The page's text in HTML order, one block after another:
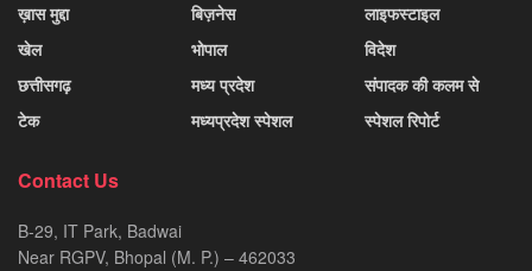
ख़ास मुद्दा
खेल
छत्तीसगढ़
टेक
बिज़नेस
भोपाल
मध्य प्रदेश
मध्यप्रदेश स्पेशल
लाइफस्टाइल
विदेश
संपादक की कलम से
स्पेशल रिपोर्ट
Contact Us
B-29, IT Park, Badwai
Near RGPV, Bhopal (M. P.) – 462033